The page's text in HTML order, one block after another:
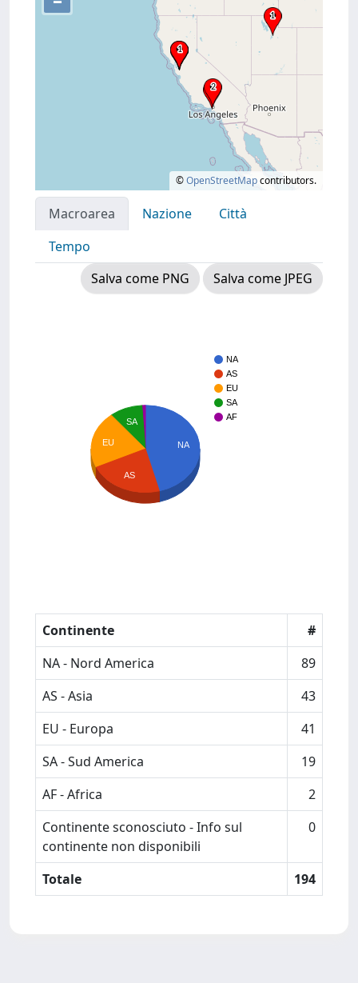
©OpenStreetMapcontributors.
Macroarea Nazione
Città
Tempo
Salva come PNG
Salva come JPEG
NA
AS
EU
SA
AF
NA
SA
EU
AS
Continente
#
NA - Nord America
89
AS - Asia
43
EU - Europa
41
SA - Sud America
19
AF - Africa
2
Continente sconosciuto - Info sul
continente non disponibili
0
Totale 194